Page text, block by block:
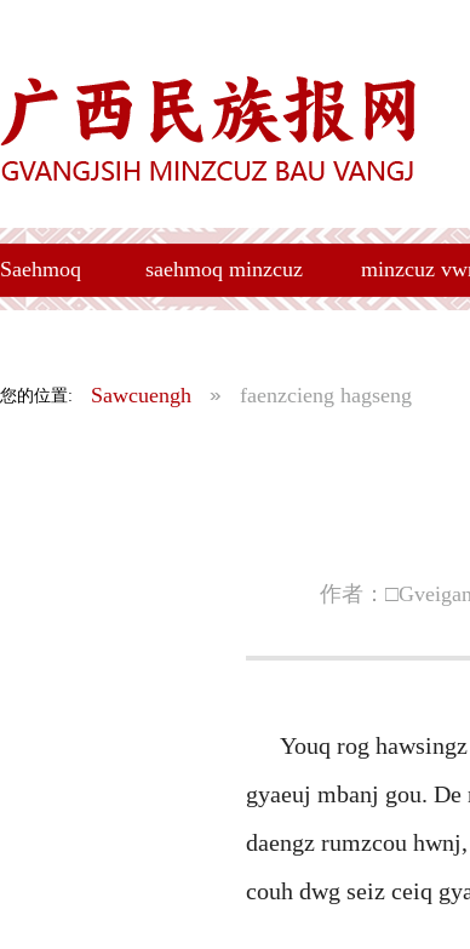
Saehmoq saehmoq minzcuz minzcuz
您的位置: Sawcuengh faenzcieng hagseng
作者：
Youq rog
gyaeuj mbanj gou. De
daengz rumzcou
couh dwg seiz ceiq